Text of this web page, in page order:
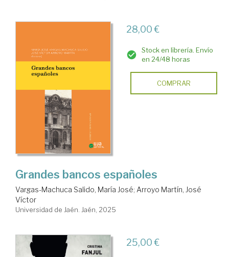
28,00 €
Stock en librería. Envío
en 24/48 horas
COMPRAR
Grandes bancos españoles
Vargas-Machuca Salido, María José; Arroyo Martín, José
Víctor
Universidad de Jaén. Jaén, 2025
25,00 €